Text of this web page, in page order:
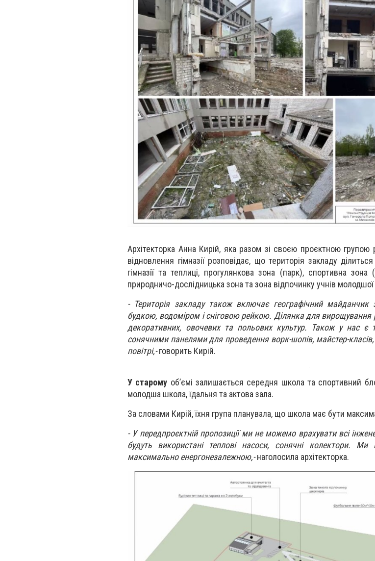
Архітекторка Анна Кирій, яка разом зі своєю проєктною групою
відновлення гімназії розповідає, що територія закладу
гімназії та теплиці, прогулянкова зона (парк), спортивна
природничо-дослідницька зона та зона відпочинку учнів
- Територія закладу також включає географічний
будкою, водоміром і сніговою рейкою. Ділянка для вирощування
декоративних, овочевих та польових культур. Також у нас є
сонячними панелями для проведення ворк-шопів, майстер-класів,
повітрі,-говорить Кирій.
У старому об’ємі залишається середня школа та спортивний
молодша школа, їдальня та актова зала.
За словами Кирій, їхня група планувала, що школа має бути
- У передпроєктній пропозиції ми не можемо врахувати всі
будуть використані теплові насоси, сонячні колектори.
максимально енергонезалежною,-наголосила архітекторка.